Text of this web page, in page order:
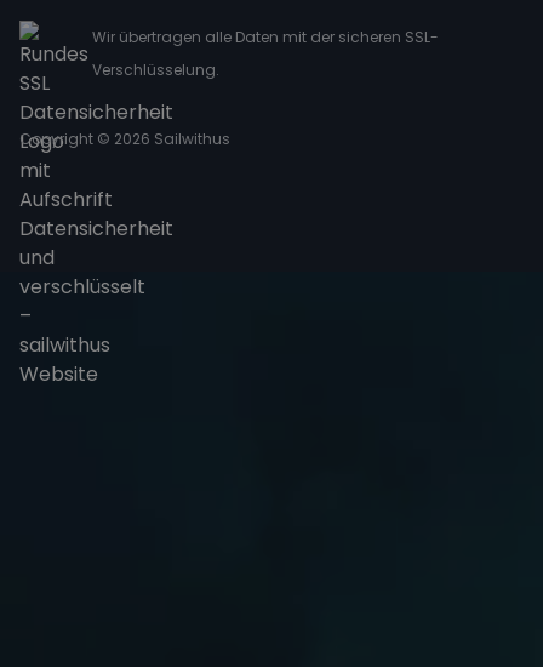
Wir übertragen alle Daten mit der sicheren SSL-
Verschlüsselung.
Copyright © 2026 Sailwithus